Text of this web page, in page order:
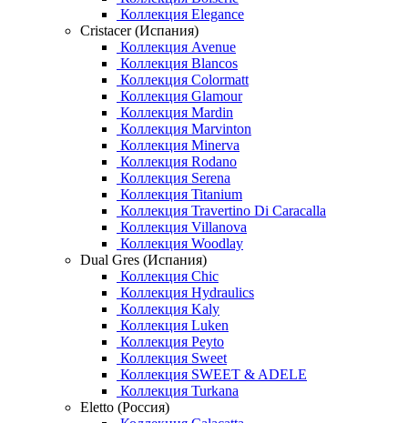
Коллекция Elegance
Cristacer (Испания)
Коллекция Avenue
Коллекция Blancos
Коллекция Colormatt
Коллекция Glamour
Коллекция Mardin
Коллекция Marvinton
Коллекция Minerva
Коллекция Rodano
Коллекция Serena
Коллекция Titanium
Коллекция Travertino Di Caracalla
Коллекция Villanova
Коллекция Woodlay
Dual Gres (Испания)
Коллекция Chic
Коллекция Hydraulics
Коллекция Kaly
Коллекция Luken
Коллекция Peyto
Коллекция Sweet
Коллекция SWEET & ADELE
Коллекция Turkana
Eletto (Россия)